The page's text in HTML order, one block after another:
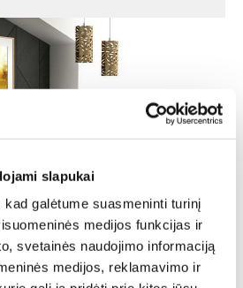
slapukai
kad galėtume suasmeninti turinį
medijos funkcijas ir
svetainės naudojimo informaciją
medijos, reklamavimo ir
-
ir stilius jūsų